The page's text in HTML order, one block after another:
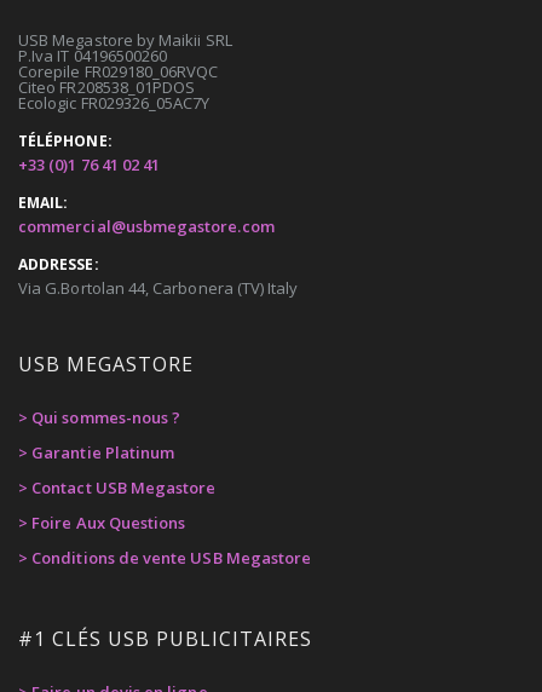
USB Megastore by Maikii SRL
P.Iva IT 04196500260
Corepile FR029180_06RVQC
Citeo FR208538_01PDOS
Ecologic FR029326_05AC7Y
TÉLÉPHONE:
+33 (0)1 76 41 02 41
EMAIL:
commercial@usbmegastore.com
ADDRESSE:
Via G.Bortolan 44, Carbonera (TV) Italy
USB MEGASTORE
> Qui sommes-nous ?
> Garantie Platinum
> Contact USB Megastore
> Foire Aux Questions
> Conditions de vente USB Megastore
#1 CLÉS USB PUBLICITAIRES